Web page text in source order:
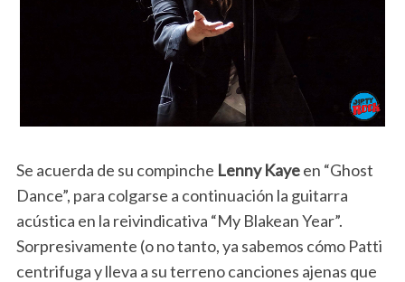
Se acuerda de su compinche Lenny Kayeen “Ghost
Dance”, para colgarse a continuación la guitarra
acústica en la reivindicativa “My Blakean Year”.
Sorpresivamente (o no tanto, ya sabemos cómo Patti
centrifuga y lleva a su terreno canciones ajenas que